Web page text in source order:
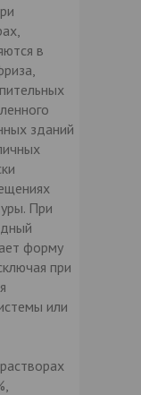
в
зданий
При
форму
при
или